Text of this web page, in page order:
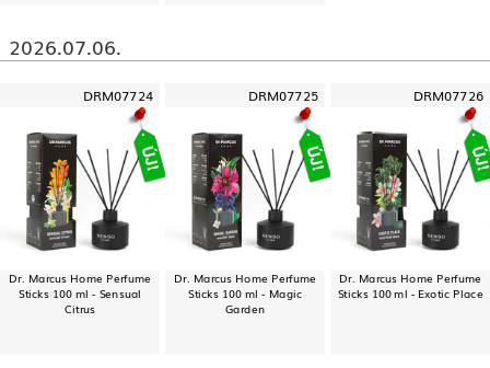
2026.07.06.
DRM07724
Dr. Marcus Home Perfume
Sticks 100 ml - Sensual
Citrus
DRM07725
Dr. Marcus Home Perfume
Sticks 100 ml - Magic
Garden
DRM07726
Dr. Marcus Home Perfume
Sticks 100 ml - Exotic Place